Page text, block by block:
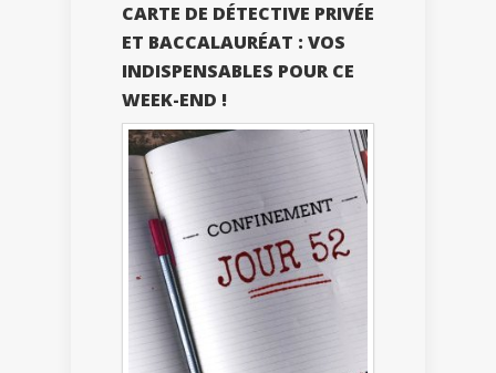
CARTE DE DÉTECTIVE PRIVÉE
ET BACCALAURÉAT : VOS
INDISPENSABLES POUR CE
WEEK-END !